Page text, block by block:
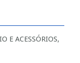
E ACESSÓRIOS,